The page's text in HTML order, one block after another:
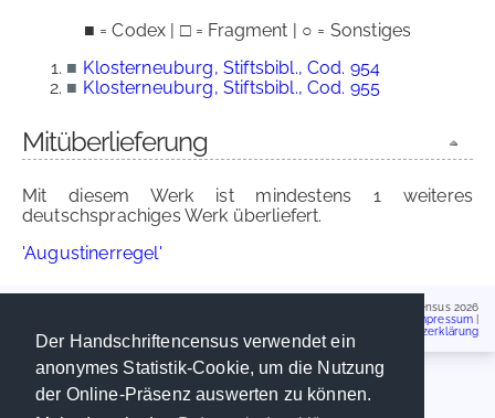
Der Handschriftencensus verwendet ein
anonymes Statistik-Cookie, um die Nutzung
der Online-Präsenz auswerten zu können.
■ = Codex | □ = Fragment | ○ = Sonstiges
■ Klosterneuburg, Stiftsbibl., Cod. 954
■ Klosterneuburg, Stiftsbibl., Cod. 955
Mitüberlieferung
Mit diesem Werk ist mindestens 1 weiteres
deutschsprachiges Werk überliefert.
'Augustinerregel'
Handschriftencensus 2026
Impressum
Datenschutzerklärung